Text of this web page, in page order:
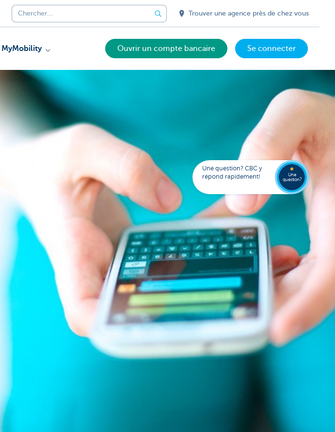
Trouver une agence près de chez vous
MyMobility Ouvrir un compte bancaire Se connecter
Une question? CBC y
répond rapidement!
Une
question?